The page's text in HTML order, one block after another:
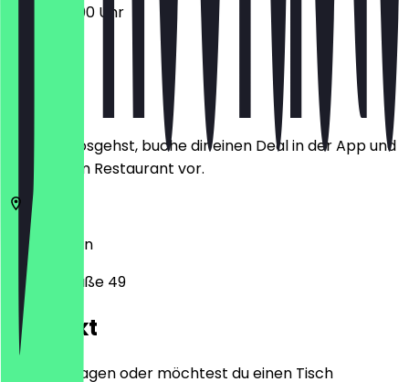
17:00 - 23:00 Uhr
Bevor du losgehst, buche dir einen Deal in der App und
zeige ihn im Restaurant vor.
14057
Berlin
Suarezstraße 49
Kontakt
Hast du Fragen oder möchtest du einen Tisch